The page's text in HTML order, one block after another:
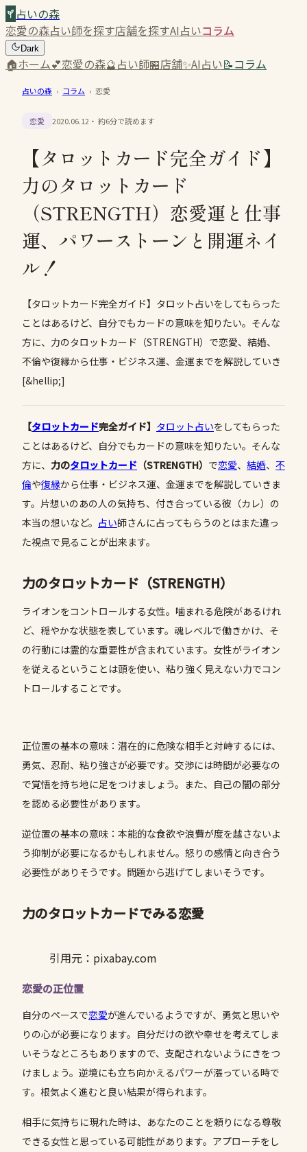
占いの森
恋愛の森占い師を探す店舗を探すAI占いコラム
Dark
🏠ホーム💕恋愛の森🔮占い師🏪店舗✨AI占い📝コラム
占いの森 › コラム › 恋愛
恋愛 2020.06.12 ・ 約6分で読めます
【タロットカード完全ガイド】
力のタロットカード
（STRENGTH）恋愛運と仕事
運、パワーストーンと開運ネイ
ル！
【タロットカード完全ガイド】タロット占いをしてもらった
ことはあるけど、自分でもカードの意味を知りたい。そんな
方に、力のタロットカード（STRENGTH）で恋愛、結婚、
不倫や復縁から仕事・ビジネス運、金運までを解説していき
[&hellip;]
【タロットカード完全ガイド】 タロット占いをしてもらった
ことはあるけど、自分でもカードの意味を知りたい。そんな
方に、 力のタロットカード （STRENGTH） で恋愛、 結婚、 不
倫や復縁から仕事・ビジネス運、金運までを解説していきま
す。片想いのあの人の気持ち、付き合っている彼（カレ）の
本当の想いなど。 占い師さんに占ってもらうのとはまた違っ
た視点で見ることが出来ます。
力のタロットカード（STRENGTH）
ライオンをコントロールする女性。噛まれる危険があるけれ
ど、穏やかな状態を表しています。魂レベルで働きかけ、そ
の行動には霊的な重要性が含まれています。女性がライオン
を従えるということは頭を使い、粘り強く見えない力でコン
トロールすることです。
正位置の基本の意味：潜在的に危険な相手と対峙するには、
勇気、忍耐、粘り強さが必要です。交渉には時間が必要なの
で覚悟を持ち地に足をつけましょう。また、自己の闇の部分
を認める必要性があります。
逆位置の基本の意味：本能的な食欲や浪費が度を越さないよ
う抑制が必要になるかもしれません。怒りの感情と向き合う
必要性がありそうです。問題から逃げてしまいそうです。
力のタロットカードでみる恋愛
引用元：pixabay.com
恋愛の正位置
自分のペースで恋愛が進んでいるようですが、勇気と思いや
りの心が必要になります。自分だけの欲や幸せを考えてしま
いそうなところもありますので、支配されないようにきをつ
けましょう。逆境にも立ち向かえるパワーが漲っている時で
す。根気よく進むと良い結果が得られます。
相手に気持ちに現れた時は、あなたのことを頼りになる尊敬
できる女性と思っている可能性があります。アプローチをし